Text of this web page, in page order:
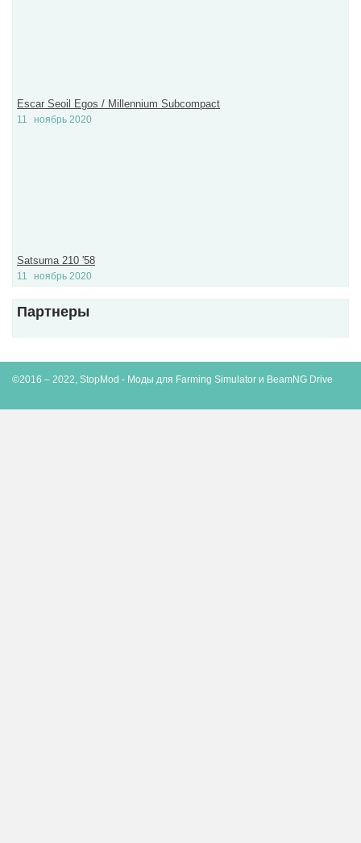
Escar Seoil Egos / Millennium Subcompact
11 ноябрь 2020
Satsuma 210 '58
11 ноябрь 2020
Партнеры
©2016 – 2022, StopMod - Моды для Farming Simulator и BeamNG Drive